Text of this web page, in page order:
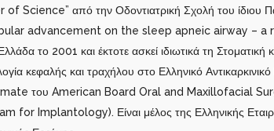
Science” από την Οδοντιατρική Σχολή του ίδιου
advancement on the sleep apneic airway – a
το 2001 και έκτοτε ασκεί ιδιωτικά τη
κεφαλής και τραχήλου στο Ελληνικό
του American Board Oral and Maxillofacial
for Implantology). Είναι μέλος της Ελληνικής